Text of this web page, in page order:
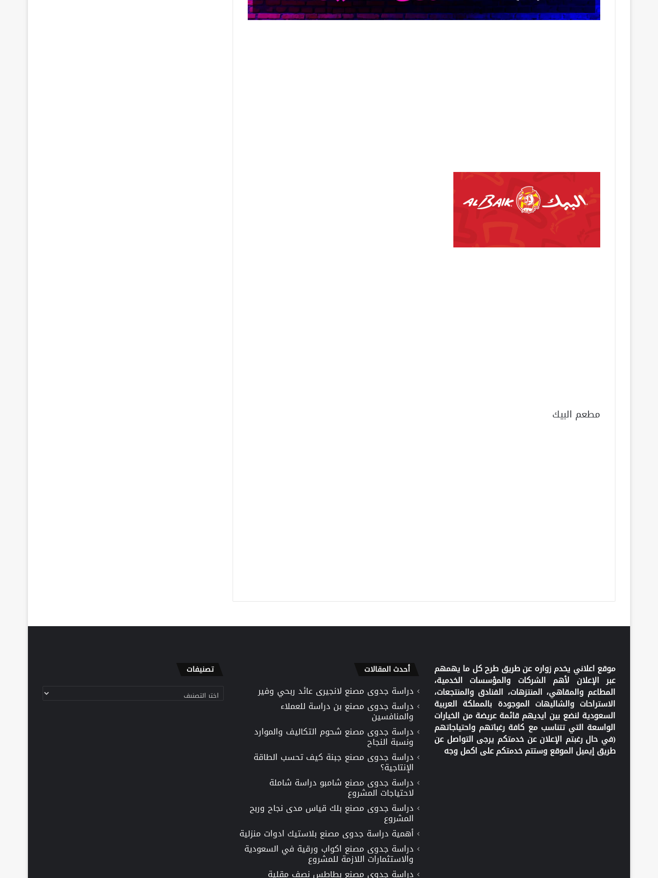
مطعم البيك
موقع اعلاني يخدم زواره عن طريق طرح كل ما يهمهم
عبر الإعلان لأهم الشركات والمؤسسات الخدمية،
المطاعم والمقاهي، المنتزهات، الفنادق والمنتجعات،
الاستراحات والشاليهات الموجودة بالمملكة العربية
السعودية لنضع بين ايديهم قائمة عريضة من الخيارات
الواسعة التي تتناسب مع كافة رغباتهم واحتياجاتهم
(في حال رغبتم الإعلان عن خدمتكم يرجى التواصل عن
طريق إيميل الموقع وستتم خدمتكم على اكمل وجه
أحدث المقالات
دراسة جدوى مصنع لانجيرى عائد ربحي وفير
دراسة جدوى مصنع بن دراسة للعملاء
والمنافسين
دراسة جدوى مصنع شحوم التكاليف والموارد
ونسبة النجاح
دراسة جدوى مصنع جبنة كيف تحسب الطاقة
الإنتاجية؟
دراسة جدوى مصنع شامبو دراسة شاملة
لاحتياجات المشروع
دراسة جدوى مصنع بلك قياس مدى نجاح وربح
المشروع
أهمية دراسة جدوى مصنع بلاستيك ادوات منزلية
دراسة جدوى مصنع اكواب ورقية في السعودية
والاستثمارات اللازمة للمشروع
دراسة جدوى مصنع بطاطس نصف مقلية
تصنيفات
تصنيفات